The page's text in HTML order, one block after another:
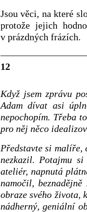
Jsou věci, na které
protože jejich
v prázdných frázích.
12
Když jsem zprávu
Adam dívat asi
nepochopím. Třeba
pro něj něco
Představte si malíře,
nezkazil. Potajmu
ateliér, napnutá
namočil,
obraze svého života,
nádherný, geniální